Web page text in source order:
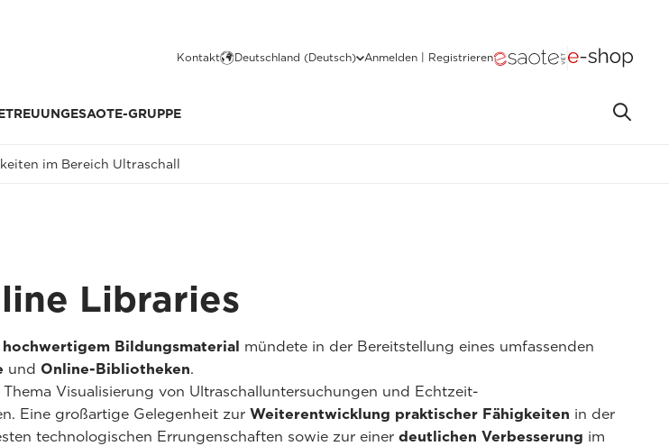
Kontakt Deutschland (Deutsch) Anmelden | Registrieren
ESAOTE-GRUPPE
im Bereich Ultraschall
Libraries
hochwertigem Bildungsmaterial mündete in der Bereitstellung eines umfassenden
und Online-Bibliotheken.
Visualisierung von Ultraschalluntersuchungen und Echtzeit-
Eine großartige Gelegenheit zur Weiterentwicklung praktischer Fähigkeiten in der
technologischen Errungenschaften sowie zur einer deutlichen Verbesserung im